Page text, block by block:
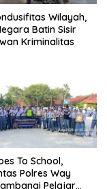
Wilayah,
Batin Sisir
Kriminalitas
To School,
Polres Way